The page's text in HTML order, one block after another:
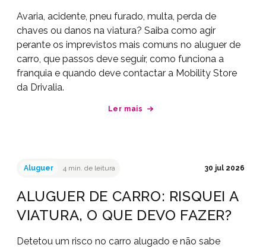
Avaria, acidente, pneu furado, multa, perda de
chaves ou danos na viatura? Saiba como agir
perante os imprevistos mais comuns no aluguer de
carro, que passos deve seguir, como funciona a
franquia e quando deve contactar a Mobility Store
da Drivalia.
Ler mais
Aluguer 4 min. de leitura 30 jul 2026
ALUGUER DE CARRO: RISQUEI A
VIATURA, O QUE DEVO FAZER?
Detetou um risco no carro alugado e não sabe